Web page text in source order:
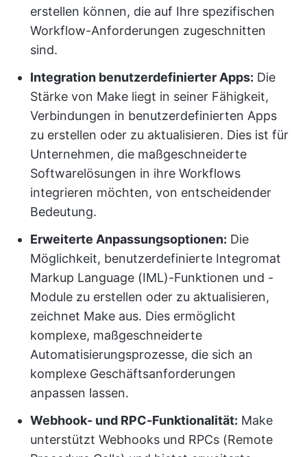
erstellen können, die auf Ihre spezifischen
Workflow-Anforderungen zugeschnitten
sind.
Integration benutzerdefinierter Apps: Die
Stärke von Make liegt in seiner Fähigkeit,
Verbindungen in benutzerdefinierten Apps
zu erstellen oder zu aktualisieren. Dies ist für
Unternehmen, die maßgeschneiderte
Softwarelösungen in ihre Workflows
integrieren möchten, von entscheidender
Bedeutung.
Erweiterte Anpassungsoptionen: Die
Möglichkeit, benutzerdefinierte Integromat
Markup Language (IML)-Funktionen und -
Module zu erstellen oder zu aktualisieren,
zeichnet Make aus. Dies ermöglicht
komplexe, maßgeschneiderte
Automatisierungsprozesse, die sich an
komplexe Geschäftsanforderungen
anpassen lassen.
Webhook- und RPC-Funktionalität: Make
unterstützt Webhooks und RPCs (Remote